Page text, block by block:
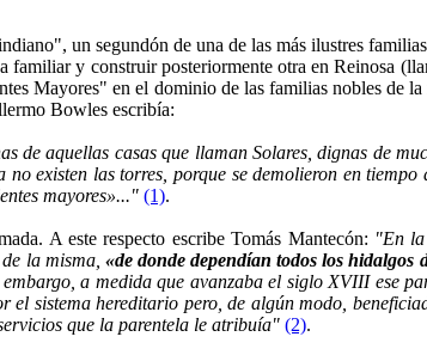
un segundón de una de las más ilustres
y construir posteriormente otra en Reinosa
Mayores" en el dominio de las familias nobles de
Bowles escribía:
de aquellas casas que llaman Solares, dignas de
existen las torres, porque se demolieron en
mayores»..." (1).
A este respecto escribe Tomás Mantecón: "En
la misma, «de donde dependían todos los hidalgos
a medida que avanzaba el siglo XVIII ese
sistema hereditario pero, de algún modo,
que la parentela le atribuía" (2).